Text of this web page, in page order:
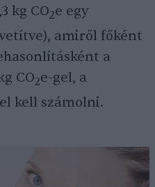
kg CO2e egy
amiről főként
a
CO2e-gel, a
kell számolni.